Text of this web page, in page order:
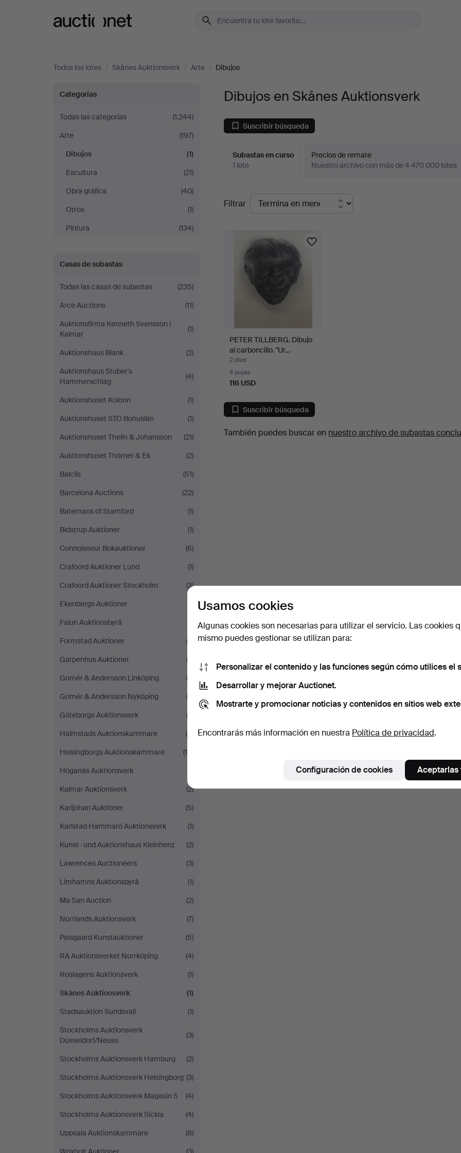
Todos los lotes / Skånes Auktionsverk / Arte / Dibujos
Dibujos
en
Skånes
Auktionsverk
Categorías
Todas las categorías
(1.244)
Arte
(197)
Dibujos
(1)
Escultura
(21)
Obra gráfica
(40)
Otros
(1)
Pintura
(134)
Casas de subastas
Todas las casas de subastas
(235)
Arce Auctions
(11)
Auktionsfirma Kenneth Svensson i
Kalmar
(1)
Auktionshaus Blank
(2)
Auktionshaus Stuber's
Hammerschlag
(4)
Auktionshuset Kolonn
(1)
Auktionshuset STO Bohuslän
(1)
Auktionshuset Thelin & Johansson
(21)
Auktionshuset Thörner & Ek
(2)
Balclis
(51)
Barcelona Auctions
(22)
Batemans of Stamford
(1)
Bidstrup Auktioner
(1)
Connoisseur Bokauktioner
(6)
Crafoord Auktioner Lund
(1)
Crafoord Auktioner Stockholm
(3)
Ekenbergs Auktioner
Falun Auktionsbyrå
Formstad Auktioner
(2)
Garpenhus Auktioner
(3)
Gomér & Andersson Linköping
(3)
Gomér & Andersson Nyköping
(3)
Göteborgs Auktionsverk
(2)
Halmstads Auktionskammare
(6)
Helsingborgs Auktionskammare
(14)
Höganäs Auktionsverk
Kalmar Auktionsverk
(2)
Karljohan Auktioner
(5)
Karlstad Hammarö Auktionsverk
(1)
Kunst- und Auktionshaus Kleinhenz
(2)
Lawrences Auctioneers
(3)
Limhamns Auktionsbyrå
(1)
Ma San Auction
(2)
Norrlands Auktionsverk
(7)
Palsgaard Kunstauktioner
(5)
RA Auktionsverket Norrköping
(4)
Roslagens Auktionsverk
(1)
Skånes Auktionsverk
(1)
Stadsauktion Sundsvall
(1)
Stockholms Auktionsverk
Düsseldorf/Neuss
(3)
Stockholms Auktionsverk Hamburg
(2)
Stockholms Auktionsverk Helsingborg (3)
Stockholms Auktionsverk Magasin 5
(4)
Stockholms Auktionsverk Sickla
(4)
Uppsala Auktionskammare
(8)
Dibujos en Skånes Auktionsverk
Suscribir búsqueda
Subastas en curso
1 lote
Precios de remate
Nuestro archivo con más de 4 470 000 lotes
Subastas
en
Filtrar
PETER TILLBERG. Dibujo
al carboncillo. "Ur…
2 días
4 pujas
116 USD
Suscribir búsqueda
También puedes buscar en nuestro archivo de subastas
Usamos cookies
Algunas cookies son necesarias para utilizar el servicio. Las cookies
mismo puedes gestionar se utilizan para:
Personalizar el contenido y las funciones según cómo utilices el
Desarrollar y mejorar Auctionet.
Mostrarte y promocionar noticias y contenidos en sitios web
Encontrarás más información en nuestra Política de privacidad.
Configuración de cookies Aceptarlas